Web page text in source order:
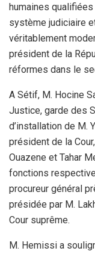
humaines
système judiciaire
véritablement
président de la
réformes dans le
A Sétif, M. Hocine
Justice, garde des
d’installation de M.
président de la
Ouazene et Tahar
fonctions
procureur général
présidée par M.
Cour suprême.
M. Hemissi a